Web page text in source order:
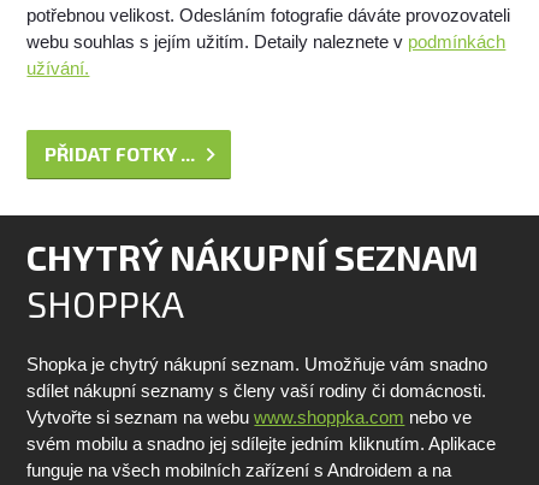
potřebnou velikost. Odesláním fotografie dáváte provozovateli
webu souhlas s jejím užitím. Detaily naleznete v podmínkách
užívání.
PŘIDAT FOTKY ...
CHYTRÝ NÁKUPNÍ SEZNAM
SHOPPKA
Shopka je chytrý nákupní seznam. Umožňuje vám snadno
sdílet nákupní seznamy s členy vaší rodiny či domácnosti.
Vytvořte si seznam na webuwww.shoppka.com nebo ve
svém mobilu a snadno jej sdílejte jedním kliknutím. Aplikace
funguje na všech mobilních zařízení s Androidem a na